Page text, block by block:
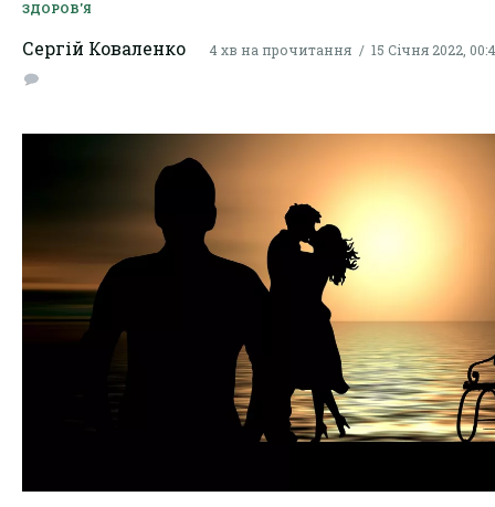
ЗДОРОВ'Я
Сергій Коваленко 4 хв на прочитання 15 Січня 2022,